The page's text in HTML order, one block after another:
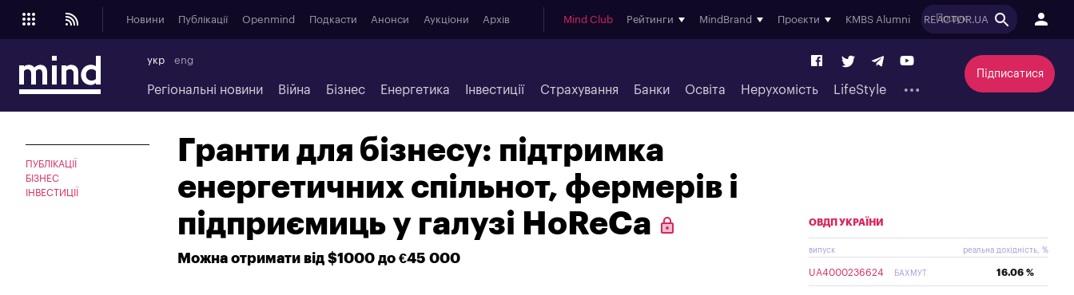
Новини Публікації Openmind Подкасти Анонси Аукціони Архів Mind Club Рейтинги MindBrand Проєкти KMBS Alumni REACTOR.UA
укр eng
Регіональні новини Війна Бізнес Енергетика Інвестиції Страхування Банки Освіта Нерухомість LifeStyle
Підписатися
ПУБЛІКАЦІЇ
БІЗНЕС
ІНВЕСТИЦІЇ
Гранти для бізнесу: підтримка
енергетичних спільнот, фермерів і
підприємиць у галузі HoReCa
Можна отримати від $1000 до €45 000
ОВДП УКРАЇНИ
випуск реальна дохідність, %
UA4000236624 БАХМУТ 16.06 %